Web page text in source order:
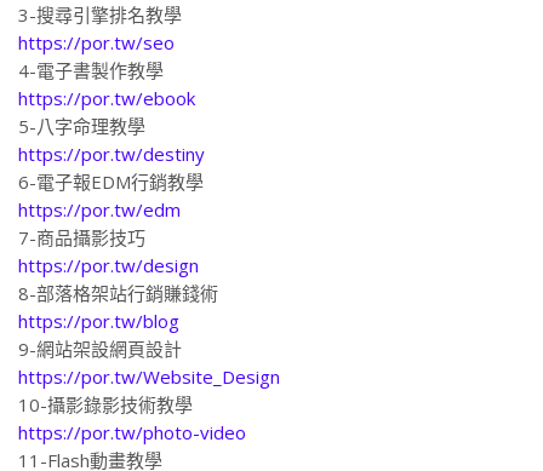
3-搜尋引擎排名教學
https://por.tw/seo
4-電子書製作教學
https://por.tw/ebook
5-八字命理教學
https://por.tw/destiny
6-電子報EDM行銷教學
https://por.tw/edm
7-商品攝影技巧
https://por.tw/design
8-部落格架站行銷賺錢術
https://por.tw/blog
9-網站架設網頁設計
https://por.tw/Website_Design
10-攝影錄影技術教學
https://por.tw/photo-video
11-Flash動畫教學